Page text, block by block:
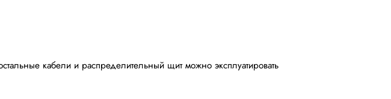
кабели и распределительный щит можно эксплуатировать